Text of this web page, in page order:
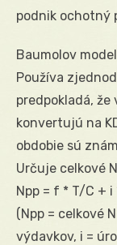
podnik ochotný
Baumolov model
Používa
predpokladá,
konvertujú na
obdobie sú
Určuje celkové
Npp = f * T/C +
(Npp = celkové
výdavkov, i =